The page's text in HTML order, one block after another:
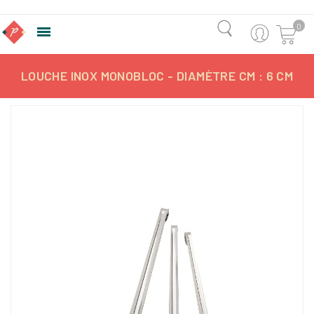
 0
LOUCHE INOX MONOBLOC - DIAMÈTRE CM : 6 CM